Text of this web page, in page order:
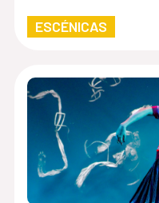
ESCÉNICAS